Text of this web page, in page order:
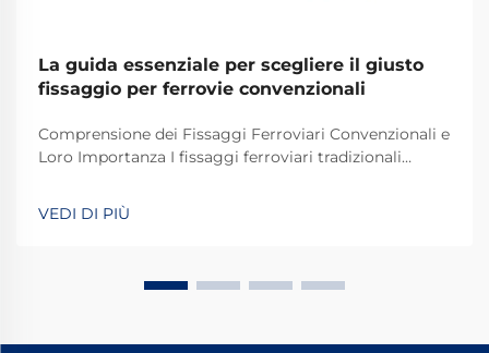
La guida essenziale per scegliere il giusto
fissaggio per ferrovie convenzionali
Comprensione dei Fissaggi Ferroviari Convenzionali e
Loro Importanza I fissaggi ferroviari tradizionali
stabili e sicuri i binari dei treni per le operazioni
quotidiane. La maggior parte dei sistemi si basa su
VEDI DI PIÙ